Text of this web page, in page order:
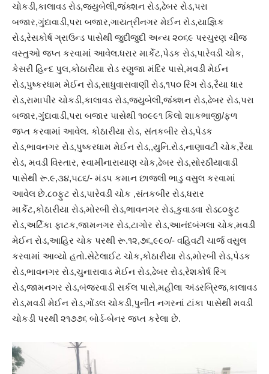
ચોકડી,કાલાવડ રોડ,જ્યુબેલી,જંક્શન રોડ,ઢેબર રોડ,પરા
બજાર,ગુંદાવાડી,પરા બજાર,ગાયત્રીનગર મેઈન રોડ,યાજ્ઞિક
રોડ,રેસકોર્ષ ગ્રાઉન્ડ પાસેથી જુદીજુદી અન્ય ૨૦૬૯ પરચુરણ ચીજ
વસ્તુઓ જપ્ત કરવામાં આવેલ.ધરાર માર્કેટ,પેડક રોડ,પારેવડી ચોક,
કેસરી હિન્દ પુલ,કોઠારીયા રોડ રણુજા મંદિર પાસે,મવડી મેઈન
રોડ,પુષ્કરધામ મેઈન રોડ,સાધુવાસવાણી રોડ,૧૫૦ રિંગ રોડ,રૈયા ધાર
રોડ,રામાપીર ચોકડી,કાલાવડ રોડ,જ્યુબેલી,જંક્શન રોડ,ઢેબર રોડ,પરા
બજાર,ગુંદાવાડી,પરા બજાર પાસેથી ૧૦૯૯૧ કિલો શાકભાજી/ફળ
જપ્ત કરવામાં આવેલ. કોઠારીયા રોડ, સંતકબીર રોડ,પેડક
રોડ,ભાવનગર રોડ,પુષ્કરધામ મેઈન રોડ,,યુનિ.રોડ,નાણાવટી ચોક,રૈયા
રોડ, મવડી વિસ્તાર, સ્વામીનારાયાણ ચોક,ઢેબર રોડ,સોરઠીયાવાડી
પાસેથી રૂ.૯,૩૪,૫૮૬/- મંડપ કમાન છાજલી ભાડુ વસુલ કરવામાં
આવેલ છે.૮૦ફુટ રોડ,પારેવડી ચોક ,સંતકબીર રોડ,ધરાર
માર્કેટ,કોઠારીયા રોડ,મોરબી રોડ,ભાવનગર રોડ,કુવાડવા રોડ૮૦ફુટ
રોડ,અર્ટિકા ફાટક,જામનગર રોડ,ટાગોર રોડ,આનંદબંગલા ચોક,મવડી
મેઈન રોડ,આહિર ચોક પરથી રૂ.૧૨,૭૬,૯૯૦/- વહિવટી ચાર્જ વસુલ
કરવામાં આવ્યો હતો.સેટેલાઈટ ચોક,કોઠારીયા રોડ,મોરબી રોડ,પેડક
રોડ,ભાવનગર રોડ,ચુનારાવાડ મેઈન રોડ,ઢેબર રોડ,રેશકોર્ષ રિંગ
રોડ,જામનગર રોડ,બંજરવાડી સર્કલ પાસે,મહીલા અંડરબ્રિજ,કાલાવડ
રોડ,મવડી મેઈન રોડ,ગોંડલ ચોકડી,પુનીત નગરનાં ટાંકા પાસેથી મવડી
ચોકડી પરથી ૨૧૭૭૬ બોર્ડ-બેનર જપ્ત કરેલા છે.